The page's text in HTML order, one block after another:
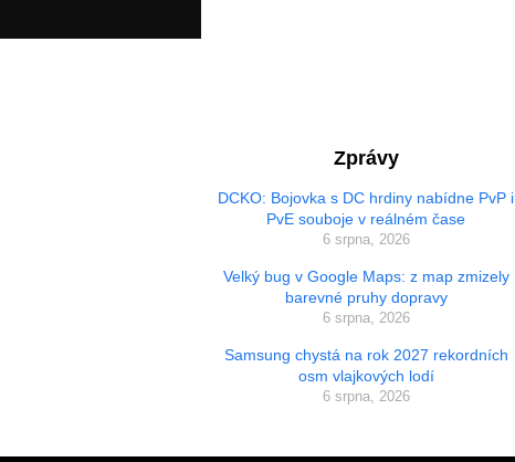
Zprávy
DCKO: Bojovka s DC hrdiny nabídne PvP i
PvE souboje v reálném čase
6 srpna, 2026
Velký bug v Google Maps: z map zmizely
barevné pruhy dopravy
6 srpna, 2026
Samsung chystá na rok 2027 rekordních
osm vlajkových lodí
6 srpna, 2026